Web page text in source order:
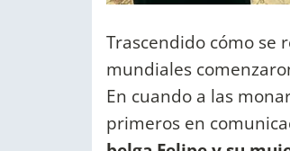
Trascendido cómo se
mundiales
En cuando a las
primeros en